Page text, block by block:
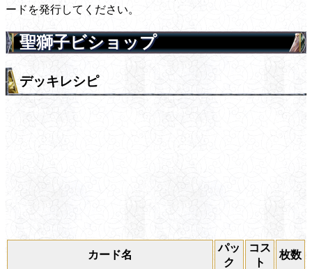
ードを発行してください。
聖獅子ビショップ
デッキレシピ
カード名
パッ
ク
コス
ト
枚数